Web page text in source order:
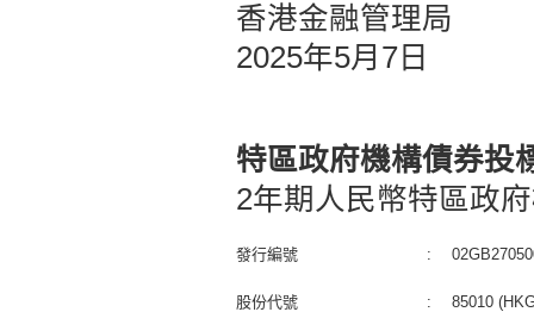
香港金融管理局
2025年5月7日
特區政府機構債券投
2年期人民幣特區政
發行編號 :
股份代號 : 85010